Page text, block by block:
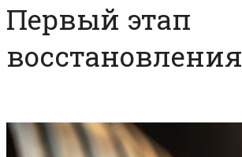
Первый этап
восстановления